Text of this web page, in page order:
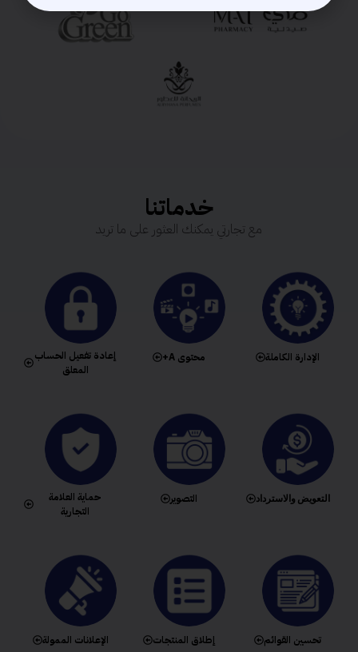
خدماتنا
مع تجارتي يمكنك العثور على ما تريد
الإدارة الكاملة محتوى A+
إعادة تفعيل الحساب
المعلق
التعويض والاسترداد التصوير
حماية العلامة
التجارية
تحسين القوائم إطلاق المنتجات الإعلانات الممولة